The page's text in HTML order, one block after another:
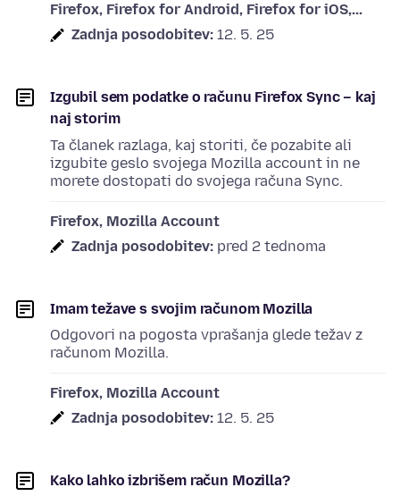
Firefox, Firefox for Android, Firefox for iOS,...
Zadnja posodobitev: 12. 5. 25
Izgubil sem podatke o računu Firefox Sync – kaj
naj storim
Ta članek razlaga, kaj storiti, če pozabite ali
izgubite geslo svojega Mozilla account in ne
morete dostopati do svojega računa Sync.
Firefox, Mozilla Account
Zadnja posodobitev: pred 2 tednoma
Imam težave s svojim računom Mozilla
Odgovori na pogosta vprašanja glede težav z
računom Mozilla.
Firefox, Mozilla Account
Zadnja posodobitev: 12. 5. 25
Kako lahko izbrišem račun Mozilla?